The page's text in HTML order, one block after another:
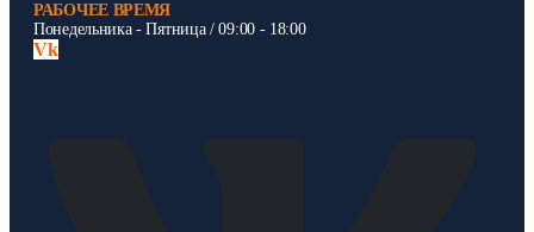
РАБОЧЕЕ ВРЕМЯ
Понедельника - Пятница / 09:00 - 18:00
Vk